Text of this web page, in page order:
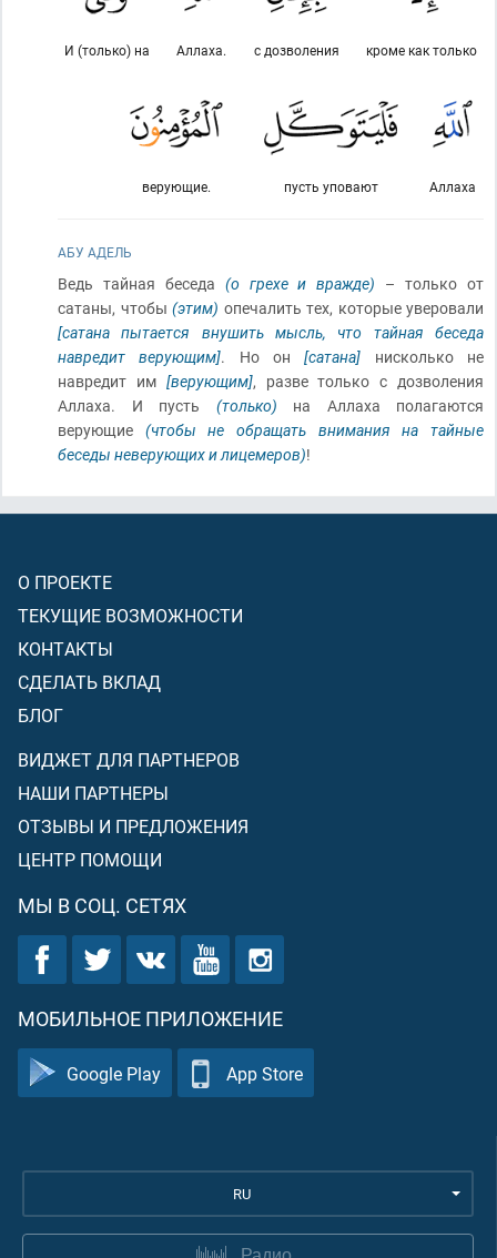
кроме как только
с дозволения
Аллаха.
И (только) на
Аллаха
пусть уповают
верующие.
АБУ АДЕЛЬ
Ведь тайная беседа (о грехе и вражде) – только от
сатаны, чтобы (этим) опечалить тех, которые уверовали
[сатана пытается внушить мысль, что тайная беседа
навредит верующим]. Но он[сатана] нисколько не
навредит им [верующим], разве только с дозволения
Аллаха. И пусть (только) на Аллаха полагаются
верующие (чтобы не обращать внимания на тайные
беседы неверующих и лицемеров)!
О ПРОЕКТЕ
ТЕКУЩИЕ ВОЗМОЖНОСТИ
КОНТАКТЫ
СДЕЛАТЬ ВКЛАД
БЛОГ
ВИДЖЕТ ДЛЯ ПАРТНЕРОВ
НАШИ ПАРТНЕРЫ
ОТЗЫВЫ И ПРЕДЛОЖЕНИЯ
ЦЕНТР ПОМОЩИ
МЫ В СОЦ. СЕТЯХ
МОБИЛЬНОЕ ПРИЛОЖЕНИЕ
Google Play App Store
RU